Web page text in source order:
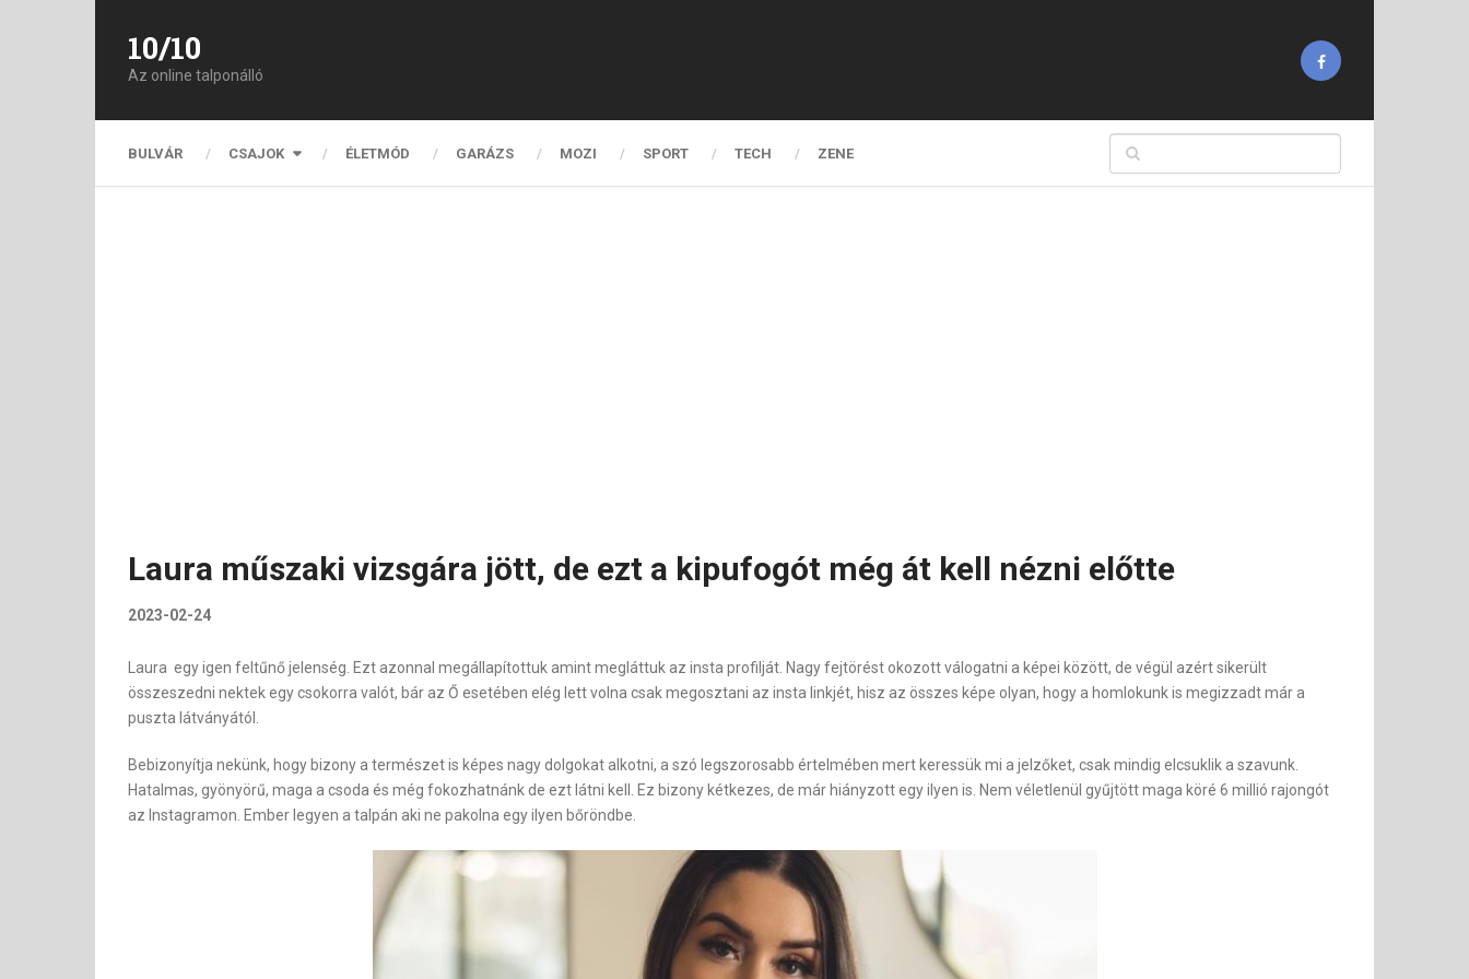
10/10
Az online talponálló
BULVÁR CSAJOK ÉLETMÓD GARÁZS MOZI SPORT TECH ZENE
Laura műszaki vizsgára jött, de ezt a kipufogót még át kell nézni előtte
2023-02-24
Laura egy igen feltűnő jelenség. Ezt azonnal megállapítottuk amint megláttuk az insta profilját. Nagy fejtörést okozott válogatni a képei között, de végül azért sikerült
összeszedni nektek egy csokorra valót, bár az Ő esetében elég lett volna csak megosztani az insta linkjét, hisz az összes képe olyan, hogy a homlokunk is megizzadt már a
puszta látványától.
Bebizonyítja nekünk, hogy bizony a természet is képes nagy dolgokat alkotni, a szó legszorosabb értelmében mert keressük mi a jelzőket, csak mindig elcsuklik a szavunk.
Hatalmas, gyönyörű, maga a csoda és még fokozhatnánk de ezt látni kell. Ez bizony kétkezes, de már hiányzott egy ilyen is. Nem véletlenül gyűjtött maga köré 6 millió rajongót
az Instagramon. Ember legyen a talpán aki ne pakolna egy ilyen bőröndbe.